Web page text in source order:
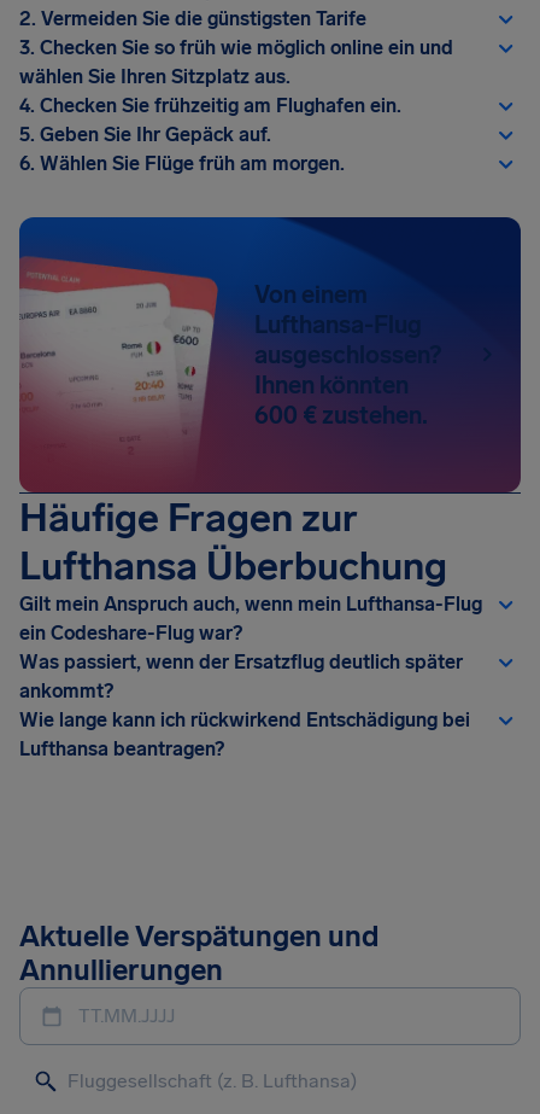
2. Vermeiden Sie die günstigsten Tarife
3. Checken Sie so früh wie möglich online ein und
wählen Sie Ihren Sitzplatz aus.
4. Checken Sie frühzeitig am Flughafen ein.
5. Geben Sie Ihr Gepäck auf.
6. Wählen Sie Flüge früh am morgen.
Von einem
Lufthansa-Flug
ausgeschlossen?
Ihnen könnten
600 € zustehen.
Häufige Fragen zur
Lufthansa Überbuchung
Gilt mein Anspruch auch, wenn mein Lufthansa-Flug
ein Codeshare-Flug war?
Was passiert, wenn der Ersatzflug deutlich später
ankommt?
Wie lange kann ich rückwirkend Entschädigung bei
Lufthansa beantragen?
Aktuelle Verspätungen und
Annullierungen
TT.MM.JJJJ